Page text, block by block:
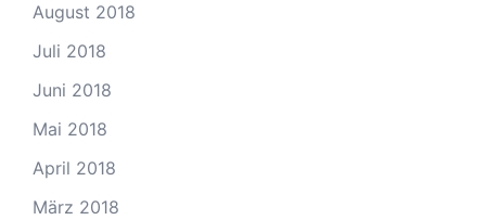
August 2018
Juli 2018
Juni 2018
Mai 2018
April 2018
März 2018